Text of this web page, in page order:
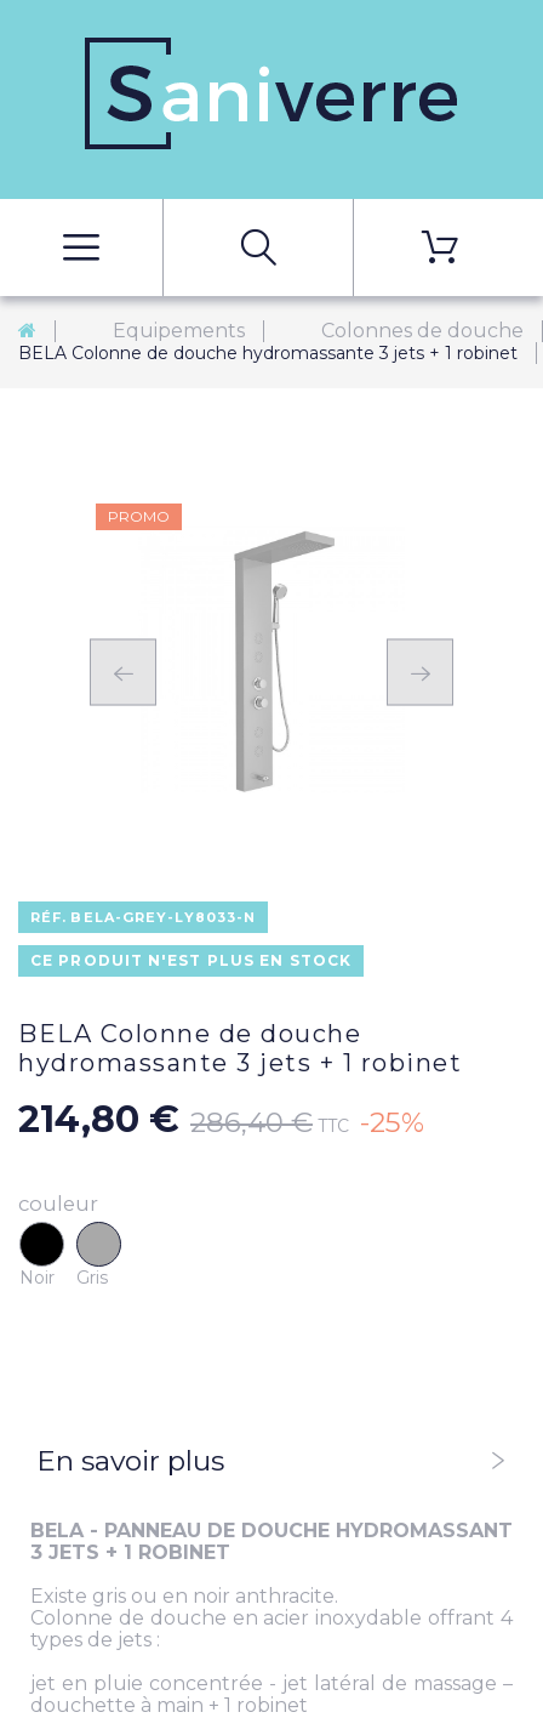
Equipements Colonnes de douche
BELA Colonne de douche hydromassante 3 jets + 1 robinet
PROMO
RÉF. BELA-GREY-LY8033-N
CE PRODUIT N'EST PLUS EN STOCK
BELA Colonne de douche
hydromassante 3 jets + 1 robinet
214,80 € 286,40 € TTC -25%
couleur
Noir Gris
En savoir plus
BELA - PANNEAU DE DOUCHE HYDROMASSANT
3 JETS + 1 ROBINET
Existe gris ou en noir anthracite.
Colonne de douche en acier inoxydable offrant 4
types de jets :
jet en pluie concentrée - jet latéral de massage –
douchette à main + 1 robinet